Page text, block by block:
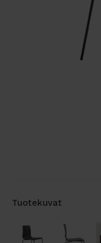
Tuotekuvat